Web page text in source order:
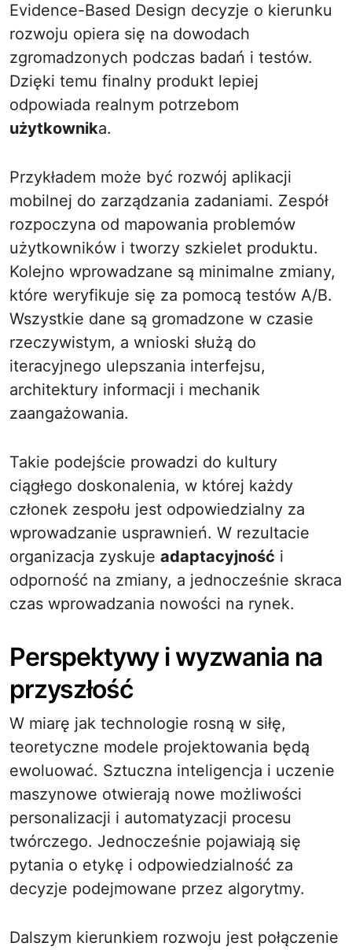
Evidence-Based Design decyzje o kierunku
rozwoju opiera się na dowodach
zgromadzonych podczas badań i testów.
Dzięki temu finalny produkt lepiej
odpowiada realnym potrzebom
użytkownika.
Przykładem może być rozwój aplikacji
mobilnej do zarządzania zadaniami. Zespół
rozpoczyna od mapowania problemów
użytkowników i tworzy szkielet produktu.
Kolejno wprowadzane są minimalne zmiany,
które weryfikuje się za pomocą testów A/B.
Wszystkie dane są gromadzone w czasie
rzeczywistym, a wnioski służą do
iteracyjnego ulepszania interfejsu,
architektury informacji i mechanik
zaangażowania.
Takie podejście prowadzi do kultury
ciągłego doskonalenia, w której każdy
członek zespołu jest odpowiedzialny za
wprowadzanie usprawnień. W rezultacie
organizacja zyskuje adaptacyjność i
odporność na zmiany, a jednocześnie skraca
czas wprowadzania nowości na rynek.
Perspektywy i wyzwania na
przyszłość
W miarę jak technologie rosną w siłę,
teoretyczne modele projektowania będą
ewoluować. Sztuczna inteligencja i uczenie
maszynowe otwierają nowe możliwości
personalizacji i automatyzacji procesu
twórczego. Jednocześnie pojawiają się
pytania o etykę i odpowiedzialność za
decyzje podejmowane przez algorytmy.
Dalszym kierunkiem rozwoju jest połączenie